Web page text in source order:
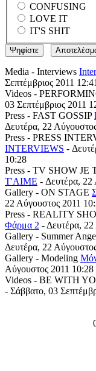
CONFUSING
LOVE IT
IT'S SHIT
Media - Interviews
Σεπτέμβριος 2011 12:41
Videos -
03 Σεπτέμβριος 2011
Press - FAST GOSSIP
Δευτέρα, 22
Press - PRESS
INTERVIEWS -
10:28
Press - TV SHOW JE
T'AIME - Δευτέρα, 22
Gallery - ON STAGE
22 Αύγουστος 2011
Press - REALITY
Φάρμα 2 - Δευτέρα,
Gallery - Summer
Δευτέρα, 22
Gallery - Modeling
Αύγουστος 2011 10:28
Videos - BE WITH
- Σάββατο, 03